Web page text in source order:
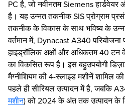
PC है, जो नवीनतम Siemens
है। यह उन्नत तकनीक SIS प्रोग्राम
तकनीक के विकास के साथ भविष्य के
वर्तमान में, Dynacast A340 परियोजना
हाइड्रॉलिक अक्षों और अधिकतम 40
का विकसित रूप है। इस बहुउपयोगी
मैग्नीशियम की 4-स्लाइड मशीनें शामिल
पहले ही सीरियल उत्पादन में है, जबकि
मशीन) को 2024 के अंत तक उत्पादन के